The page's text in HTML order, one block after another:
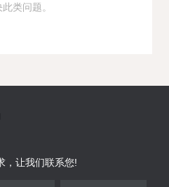
类问题。
，让我们联系您!